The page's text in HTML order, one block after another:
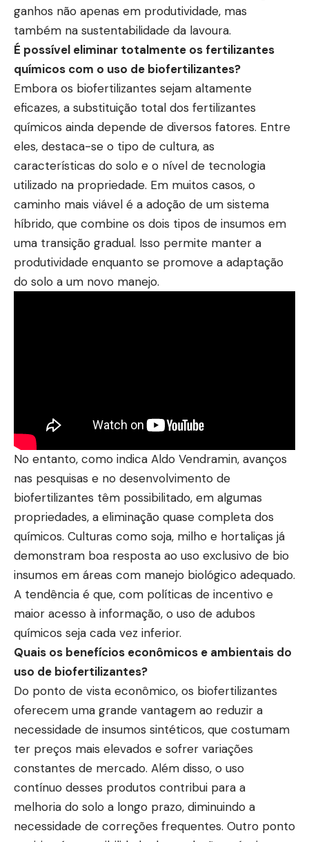
ganhos não apenas em produtividade, mas
também na sustentabilidade da lavoura.
É possível eliminar totalmente os fertilizantes
químicos com o uso de biofertilizantes?
Embora os biofertilizantes sejam altamente
eficazes, a substituição total dos fertilizantes
químicos ainda depende de diversos fatores. Entre
eles, destaca-se o tipo de cultura, as
características do solo e o nível de tecnologia
utilizado na propriedade. Em muitos casos, o
caminho mais viável é a adoção de um sistema
híbrido, que combine os dois tipos de insumos em
uma transição gradual. Isso permite manter a
produtividade enquanto se promove a adaptação
do solo a um novo manejo.
No entanto, como indica Aldo Vendramin, avanços
nas pesquisas e no desenvolvimento de
biofertilizantes têm possibilitado, em algumas
propriedades, a eliminação quase completa dos
químicos. Culturas como soja, milho e hortaliças já
demonstram boa resposta ao uso exclusivo de bio
insumos em áreas com manejo biológico adequado.
A tendência é que, com políticas de incentivo e
maior acesso à informação, o uso de adubos
químicos seja cada vez inferior.
Quais os benefícios econômicos e ambientais do
uso de biofertilizantes?
Do ponto de vista econômico, os biofertilizantes
oferecem uma grande vantagem ao reduzir a
necessidade de insumos sintéticos, que costumam
ter preços mais elevados e sofrer variações
constantes de mercado. Além disso, o uso
contínuo desses produtos contribui para a
melhoria do solo a longo prazo, diminuindo a
necessidade de correções frequentes. Outro ponto